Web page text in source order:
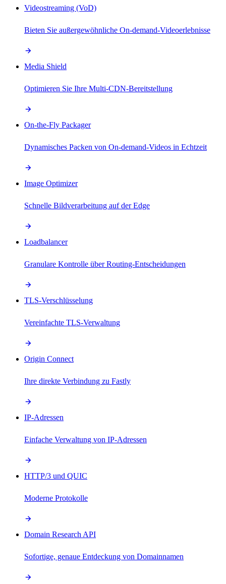
Videostreaming (VoD)
Bieten Sie außergewöhnliche On-demand-Videoerlebnisse
Media Shield
Optimieren Sie Ihre Multi-CDN-Bereitstellung
On-the-Fly Packager
Dynamisches Packen von On-demand-Videos in Echtzeit
Image Optimizer
Schnelle Bildverarbeitung auf der Edge
Loadbalancer
Granulare Kontrolle über Routing-Entscheidungen
TLS-Verschlüsselung
Vereinfachte TLS-Verwaltung
Origin Connect
Ihre direkte Verbindung zu Fastly
IP-Adressen
Einfache Verwaltung von IP-Adressen
HTTP/3 und QUIC
Moderne Protokolle
Domain Research API
Sofortige, genaue Entdeckung von Domainnamen